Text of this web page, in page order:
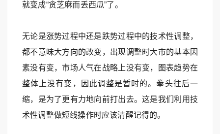
就变成“贪芝麻而丢西瓜”了。
无论是涨势过程中还是跌势过程中的技术性调整，
都不意味大方向的改变，出现调整时大市的基本因
素没有变，市场人气在战略上没有变，图表趋势在
整体上没有变，因此调整是暂时的。拳头往后一
缩，是为了更有力地向前打出去。这是我们利用技
术性调整做短线操作时应该清醒记得的。